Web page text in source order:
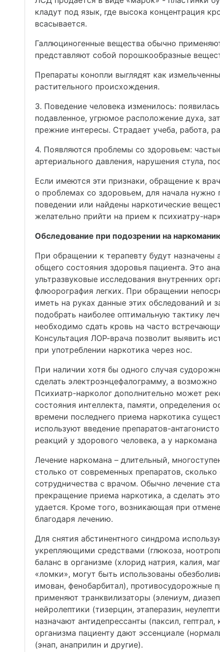
кладут под язык, где высока концентрация
всасывается.
Галлюциногенные вещества обычно
представляют собой порошкообразные
Препараты конопли выглядят как
растительного происхождения.
3. Поведение человека изменилось:
подавленное, угрюмое расположение духа,
прежние интересы. Страдает учеба, работа,
4. Появляются проблемы со здоровьем:
артериального давления, нарушения стула,
Если имеются эти признаки, обращение к
о проблемах со здоровьем, для начала нужно
поведении или найдены наркотические
желательно прийти на прием к психиатру-
Обследование при подозрении на
При обращении к терапевту будут
общего состояния здоровья пациента. Это
ультразвуковые исследования внутренних
флюорография легких. При обращении
иметь на руках данные этих обследований и
подобрать наиболее оптимальную тактику
необходимо сдать кровь на часто
Консультация ЛОР-врача позволит выявить
при употреблении наркотика через нос.
При наличии хотя бы одного случая
сделать электроэнцефалограмму, а
Психиатр-нарколог дополнительно может
состояния интеллекта, памяти, определения
времени последнего приема наркотика
используют введение препаратов-
реакций у здорового человека, а у
Лечение наркомана – длительный,
столько от современных препаратов,
сотрудничества с врачом. Обычно лечение
прекращение приема наркотика, а сделать
удается. Кроме того, возникающая при
благодаря лечению.
Для снятия абстинентного синдрома
укрепляющими средствами (глюкоза,
баланс в организме (хлорид натрия, калия,
«ломки», могут быть использованы
имован, фенобарбитал), противосудорожные
применяют транквилизаторы (элениум,
нейролептики (тизерцин, этаперазин,
назначают антидепрессанты (паксил,
организма пациенту дают эссенциале
(энап, анаприлин и другие).